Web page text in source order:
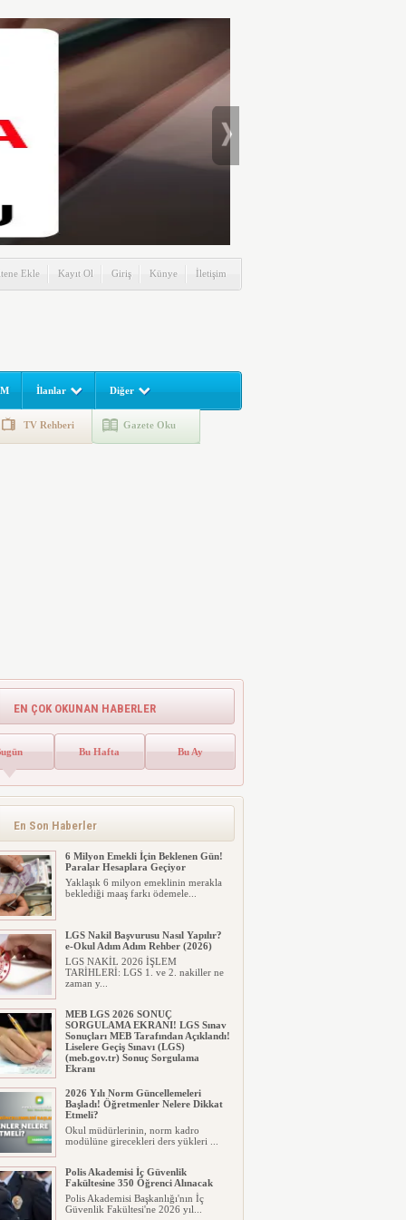
Ekle Kayıt Ol Giriş Künye İletişim
İlanlar Diğer
TV Rehberi Gazete Oku
EN ÇOK OKUNAN HABERLER
Bu Hafta Bu Ay
En Son Haberler
Sahipleri Dikkat
Emlak vergisinde gelecek yıl için esas
6 Milyon Emekli İçin Beklenen Gün!
Paralar Hesaplara Geçiyor
Yaklaşık 6 milyon emeklinin merakla
beklediği maaş farkı ödemele...
LGS Nakil Başvurusu Nasıl Yapılır?
e-Okul Adım Adım Rehber (2026)
LGS NAKİL 2026 İŞLEM
TARİHLERİ: LGS 1. ve 2. nakiller ne
zaman y...
MEB LGS 2026 SONUÇ
SORGULAMA EKRANI! LGS Sınav
Sonuçları MEB Tarafından Açıklandı!
Liselere Geçiş Sınavı (LGS)
(meb.gov.tr) Sonuç Sorgulama
Ekranı
Milyonlarca öğrenci için ...
2026 Yılı Norm Güncellemeleri
Başladı! Öğretmenler Nelere Dikkat
Etmeli?
Okul müdürlerinin, norm kadro
modülüne girecekleri ders yükleri ...
Polis Akademisi İç Güvenlik
Fakültesine 350 Öğrenci Alınacak
Polis Akademisi Başkanlığı'nın İç
Güvenlik Fakültesi'ne 2026 yıl...